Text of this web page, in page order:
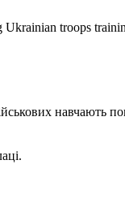
troops
навчають